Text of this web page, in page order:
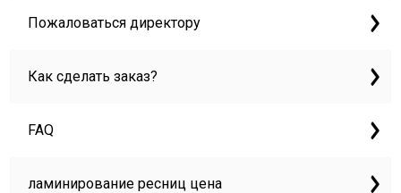
Пожаловаться директору
Как сделать заказ?
FAQ
ламинирование ресниц цена